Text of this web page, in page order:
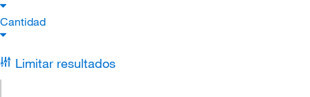
Cantidad
Limitar resultados